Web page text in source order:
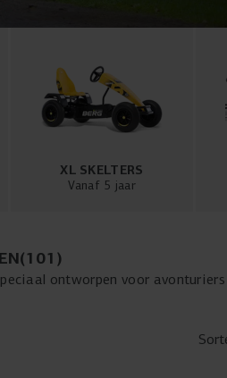
XL SKELTERS
Vanaf 5 jaar
(101 )
ontworpen voor
voor duurzaamheid en